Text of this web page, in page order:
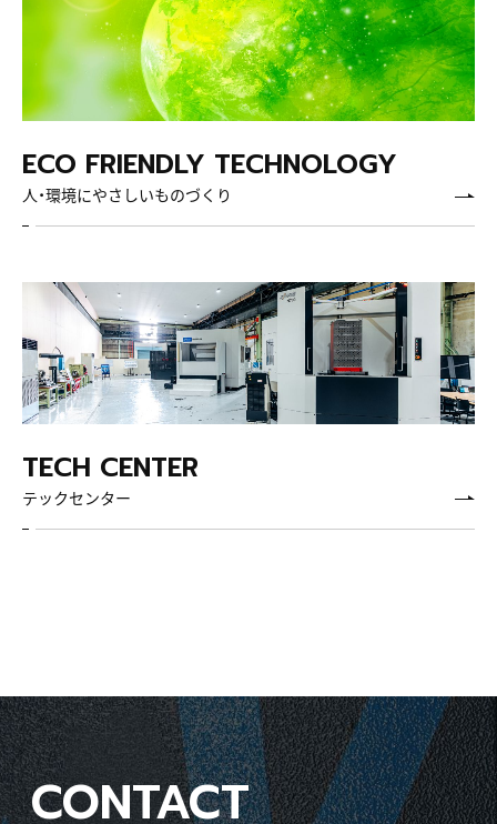
人・環境にやさしいものづくり
テックセンター